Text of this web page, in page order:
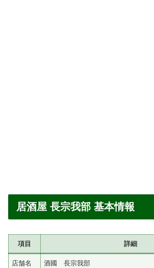
居酒屋 長宗我部 基本情報
項目 詳細
店舗名 酒國 長宗我部